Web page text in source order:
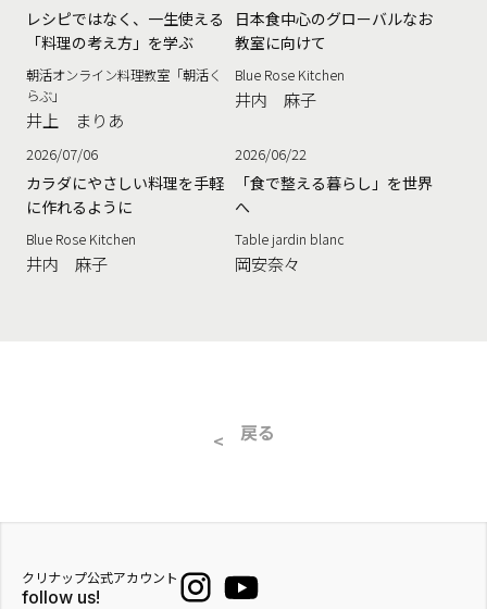
レシピではなく、一生使える
「料理の考え方」を学ぶ
朝活オンライン料理教室「朝活く
らぶ」
井上 まりあ
日本食中心のグローバルなお
教室に向けて
Blue Rose Kitchen
井内 麻子
2026/07/06
カラダにやさしい料理を手軽
に作れるように
Blue Rose Kitchen
井内 麻子
2026/06/22
「食で整える暮らし」を世界
へ
Table jardin blanc
岡安奈々
戻る
クリナップ公式アカウント
follow us!